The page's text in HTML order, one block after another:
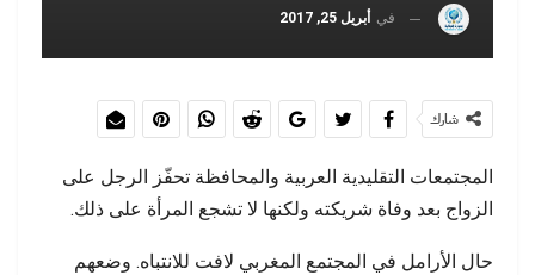
في أبريل 25, 2017
شارك
المجتمعات التقليدية العربية والمحافظة تحفّز الرجل على
الزواج بعد وفاة شريكته ولكنها لا تشجع المرأة على ذلك.
حال الأرامل في المجتمع المغربي لافت للانتباه. وضعهم